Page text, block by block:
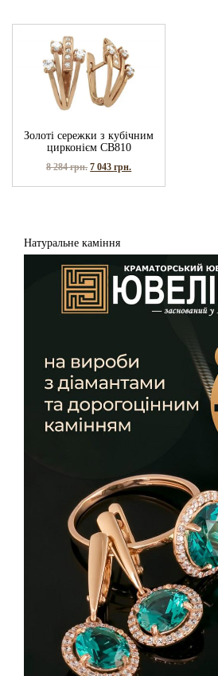
Золоті сережки з кубічним
цирконієм СВ810
8 284грн. 7 043грн.
Натуральне каміння